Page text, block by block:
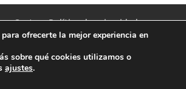
Cost
Política de privacidad
Legal
Contacto
Low Cost 2007 - 2024 | Vuelos
ofrecerte la mejor experiencia en
sobre qué cookies utilizamos o
ajustes.